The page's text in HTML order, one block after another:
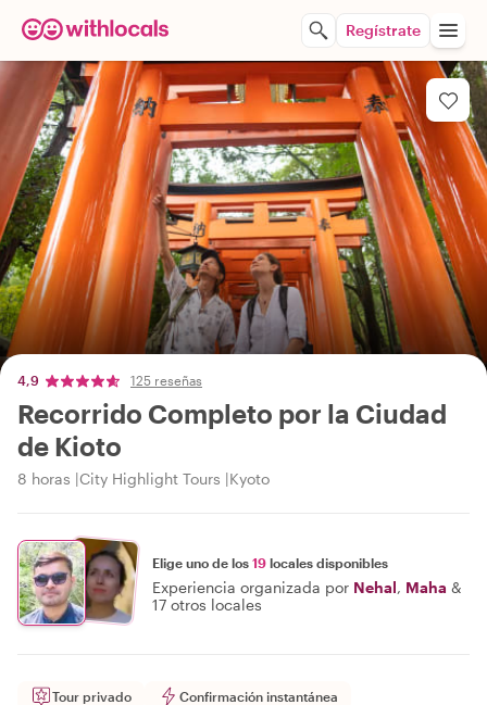
Regístrate
4,9 125 reseñas
Recorrido Completo por la Ciudad
de Kioto
8 horas City Highlight Tours Kyoto
Elige uno de los 19 locales disponibles
Experiencia organizada por Nehal, Maha &
17 otros locales
Tour privado Confirmación instantánea